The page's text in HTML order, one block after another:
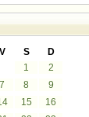
V S
D
1
2
7 8
9
15
16